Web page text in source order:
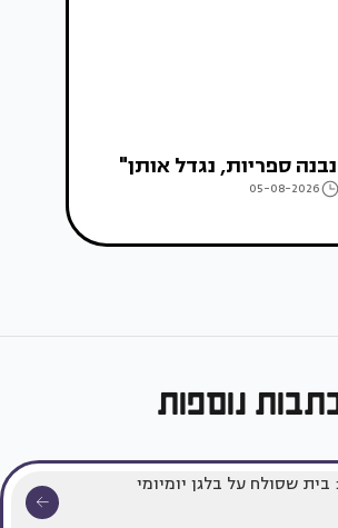
ספריות, נגדל אותן"
05-08-2026
נוספות